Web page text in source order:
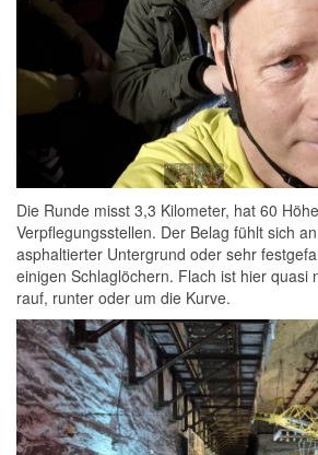
Die Runde misst 3,3 Kilometer, hat 60
Verpflegungsstellen. Der Belag fühlt sich
asphaltierter Untergrund oder sehr
einigen Schlaglöchern. Flach ist hier quasi
rauf, runter oder um die Kurve.